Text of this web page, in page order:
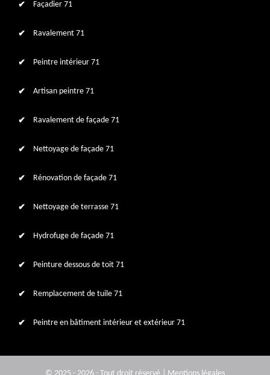
Façadier 71
Ravalement 71
Peintre intérieur 71
Artisan peintre 71
Ravalement de façade 71
Nettoyage de façade 71
Rénovation de façade 71
Nettoyage de terrasse 71
Hydrofuge de façade 71
Peinture dessous de toit 71
Remplacement de tuile 71
Peintre en bâtiment intérieur et extérieur 71